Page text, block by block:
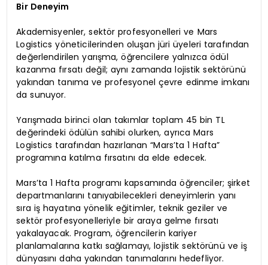
Bir Deneyim
Akademisyenler, sektör profesyonelleri ve Mars
Logistics yöneticilerinden oluşan jüri üyeleri tarafından
değerlendirilen yarışma, öğrencilere yalnızca ödül
kazanma fırsatı değil; aynı zamanda lojistik sektörünü
yakından tanıma ve profesyonel çevre edinme imkanı
da sunuyor.
Yarışmada birinci olan takımlar toplam 45 bin TL
değerindeki ödülün sahibi olurken, ayrıca Mars
Logistics tarafından hazırlanan “Mars’ta 1 Hafta”
programına katılma fırsatını da elde edecek.
Mars’ta 1 Hafta programı kapsamında öğrenciler; şirket
departmanlarını tanıyabilecekleri deneyimlerin yanı
sıra iş hayatına yönelik eğitimler, teknik geziler ve
sektör profesyonelleriyle bir araya gelme fırsatı
yakalayacak. Program, öğrencilerin kariyer
planlamalarına katkı sağlamayı, lojistik sektörünü ve iş
dünyasını daha yakından tanımalarını hedefliyor.